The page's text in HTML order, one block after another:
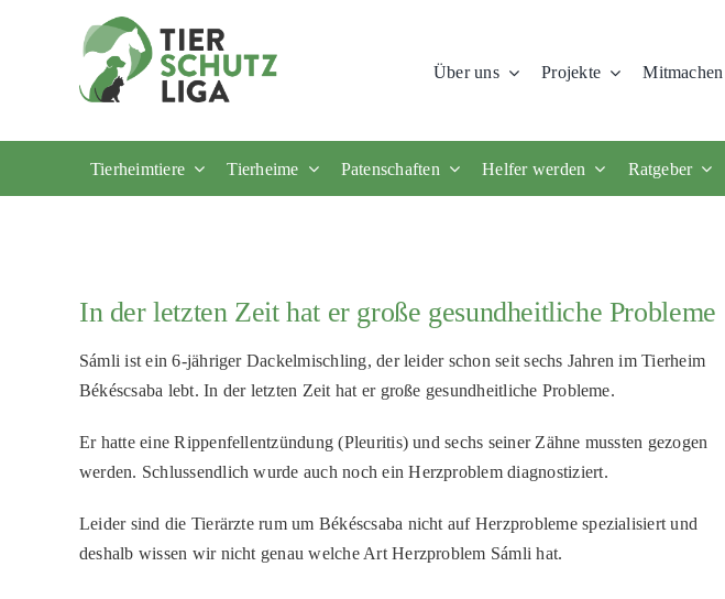
Über uns Projekte Mitmachen
Tierheimtiere Tierheime Patenschaften Helfer werden Ratgeber
In der letzten Zeit hat er große gesundheitliche Probleme
Sámli ist ein 6-jähriger Dackelmischling, der leider schon seit sechs Jahren im Tierheim
Békéscsaba lebt. In der letzten Zeit hat er große gesundheitliche Probleme.
Er hatte eine Rippenfellentzündung (Pleuritis) und sechs seiner Zähne mussten gezogen
werden. Schlussendlich wurde auch noch ein Herzproblem diagnostiziert.
Leider sind die Tierärzte rum um Békéscsaba nicht auf Herzprobleme spezialisiert und
deshalb wissen wir nicht genau welche Art Herzproblem Sámli hat.